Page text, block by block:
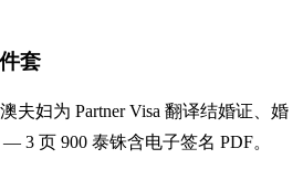
套
夫妇为 Partner Visa 翻译结婚证、婚
3 页 900 泰铢含电子签名 PDF。